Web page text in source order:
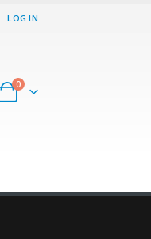
LOG IN
0